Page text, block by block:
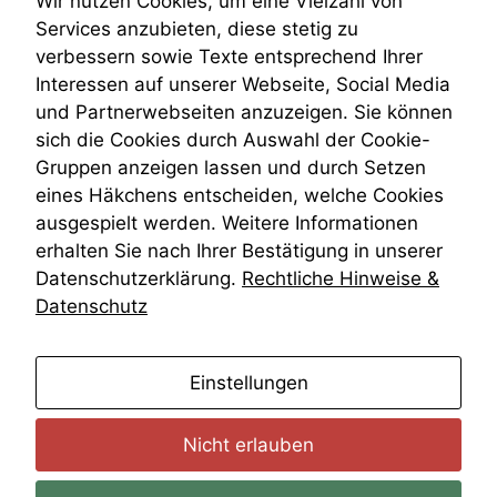
Venezuela
VRK
Wiederherstellungsanordnung
Zivilprozessordnung
ZPO
Zustellfiktion
Zuständigkeit
Öffentliches Personalrecht
Öffentlichkeitsprinzip
Services anzubieten, diese stetig zu
verbessern sowie Texte entsprechend Ihrer
Interessen auf unserer Webseite, Social Media
und Partnerwebseiten anzuzeigen. Sie können
sich die Cookies durch Auswahl der Cookie-
Gruppen anzeigen lassen und durch Setzen
eines Häkchens entscheiden, welche Cookies
ausgespielt werden. Weitere Informationen
erhalten Sie nach Ihrer Bestätigung in unserer
Datenschutzerklärung. Rechtliche Hinweise &
Datenschutz
Einstellungen
Nicht erlauben
deaktivieren,
kann die
Website nicht
zu 100%
funktionieren.
Marketing
Wir speichern
anonyme Daten ab,
um interne
marketingtechnische
Auswertungen